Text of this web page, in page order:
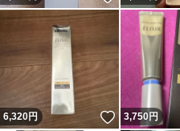
6,320円 いいね！
3,750円